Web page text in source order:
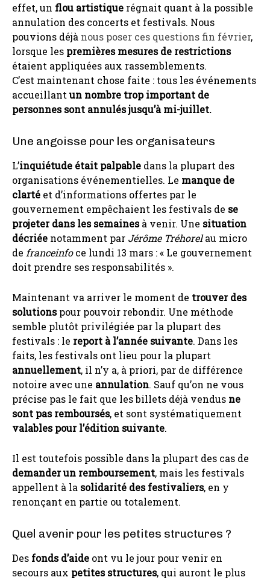
effet, un flou artistique régnait quant à la possible
annulation des concerts et festivals. Nous
pouvions déjà nous poser ces questions fin février,
lorsque les premières mesures de restrictions
étaient appliquées aux rassemblements.
C’est maintenant chose faite : tous les événements
accueillant un nombre trop important de
personnes sont annulés jusqu’à mi-juillet.
Une angoisse pour les organisateurs
L’inquiétude était palpable dans la plupart des
organisations événementielles. Le manque de
clarté et d’informations offertes par le
gouvernement empêchaient les festivals de se
projeter dans les semainesà venir. Une situation
décriée notamment par Jérôme Tréhorelau micro
de franceinfoce lundi 13 mars : « Le gouvernement
doit prendre ses responsabilités ».
Maintenant va arriver le moment de trouver des
solutionspour pouvoir rebondir. Une méthode
semble plutôt privilégiée par la plupart des
festivals : le report à l’année suivante. Dans les
faits, les festivals ont lieu pour la plupart
annuellement, il n’y a, à priori, par de différence
notoire avec une annulation. Sauf qu’on ne vous
précise pas le fait que les billets déjà vendus ne
sont pas remboursés, et sont systématiquement
valables pour l’édition suivante.
Il est toutefois possible dans la plupart des cas de
demander un remboursement, mais les festivals
appellent à la solidarité des festivaliers, en y
renonçant en partie ou totalement.
Quel avenir pour les petites structures ?
Des fonds d’aide ont vu le jour pour venir en
secours aux petites structures, qui auront le plus